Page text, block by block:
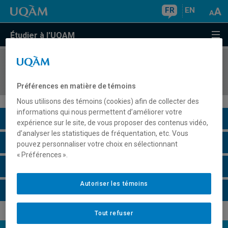
FR EN
Étudier à l'UQAM
COURS//
Description du cours
Horaire - Été 2026
Préférences en matière de témoins
Nous utilisons des témoins (cookies) afin de collecter des
informations qui nous permettent d’améliorer votre
expérience sur le site, de vous proposer des contenus vidéo,
d’analyser les statistiques de fréquentation, etc. Vous
pouvez personnaliser votre choix en sélectionnant
« Préférences ».
Tout refuser
Autoriser les témoins